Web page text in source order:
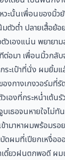
ะนั้นเพื่อนของมิ้ว
ตัวต่ำ ปลายเสื้อ
วเองแน่น พยาย
ทีต่อมา เพื่อนมิ้วก
ะเป๋าที่นั่ง ผมยิ้ม
งกางเกงวอร์ม
เองที่กระหน่ำเต้
ธอจนหายใจไม่ทั
ามาหาผมพร้อม
ดผมที่เปียกเหงื่อ
ดี๋ยวฝนตกพอดี ผ